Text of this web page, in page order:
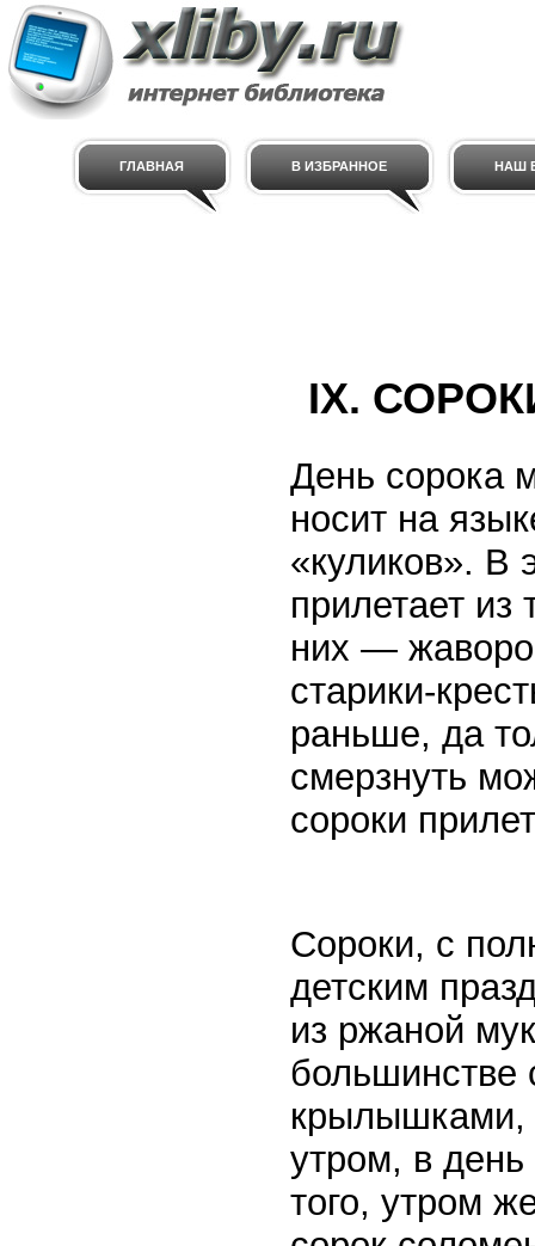
ГЛАВНАЯ В ИЗБРАННОЕ НАШ
IX.
День сорока
носит на
«куликов». В
прилетает из
них —
старики-
раньше, да
смерзнуть
сороки
Сороки, с
детским
из ржаной
большинстве
крылышками,
утром, в
того, утром